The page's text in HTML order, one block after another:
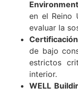
en el Reino
evaluar la
de bajo
estrictos
interior.
WELL